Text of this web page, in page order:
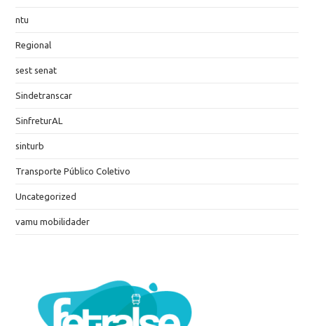
ntu
Regional
sest senat
Sindetranscar
SinfreturAL
sinturb
Transporte Público Coletivo
Uncategorized
vamu mobilidader